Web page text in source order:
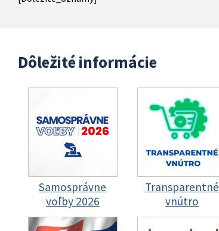
Dôležité informácie
Samosprávne
voľby 2026
Transparentné
vnútro